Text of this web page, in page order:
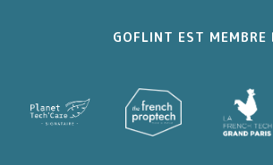
GOFLINT EST MEMBRE